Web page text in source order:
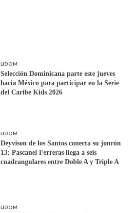
LIDOM
Selección Dominicana parte este jueves
hacia México para participar en la Serie
del Caribe Kids 2026
LIDOM
Deyvison de los Santos conecta su jonrón
13; Pascanel Ferreras llega a seis
cuadrangulares entre Doble A y Triple A
LIDOM